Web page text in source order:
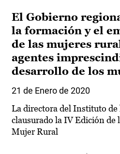
El Gobierno
la formación y el
de las mujeres
agentes
desarrollo de los
21 de Enero de 2020
La directora del Instituto de
clausurado la IV Edición de
Mujer Rural